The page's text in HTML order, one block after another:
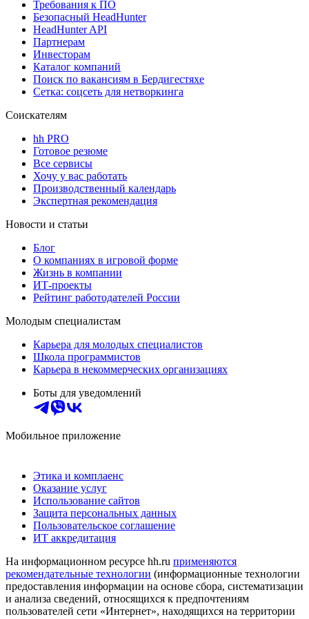
Требования к ПО
Безопасный HeadHunter
HeadHunter API
Партнерам
Инвесторам
Каталог компаний
Поиск по вакансиям в Бердигестяхе
Сетка: соцсеть для нетворкинга
Соискателям
hh PRO
Готовое резюме
Все сервисы
Хочу у вас работать
Производственный календарь
Экспертная рекомендация
Новости и статьи
Блог
О компаниях в игровой форме
Жизнь в компании
ИТ-проекты
Рейтинг работодателей России
Молодым специалистам
Карьера для молодых специалистов
Школа программистов
Карьера в некоммерческих организациях
Боты для уведомлений
Мобильное приложение
Этика и комплаенс
Оказание услуг
Использование сайтов
Защита персональных данных
Пользовательское соглашение
ИТ аккредитация
На информационном ресурсе hh.ru применяются
рекомендательные технологии (информационные технологии
предоставления информации на основе сбора, систематизации
и анализа сведений, относящихся к предпочтениям
пользователей сети «Интернет», находящихся на территории